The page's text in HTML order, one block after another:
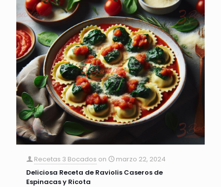
Recetas 3 Bocados on
marzo 22, 2024
Deliciosa Receta de Raviolis Caseros de
Espinacas y Ricota